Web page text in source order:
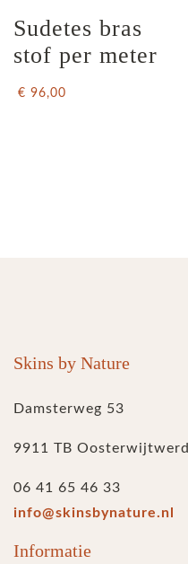
Sudetes bras
stof per meter
€ 96,00
Skins by Nature
Damsterweg 53
9911 TB Oosterwijtwerd
06 41 65 46 33
info@skinsbynature.nl
Informatie